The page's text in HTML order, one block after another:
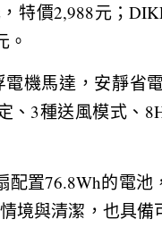
特價2,988元；
。
機馬達，安靜省
3種送風模式、8H
置76.8Wh的電
境與清潔，也具備